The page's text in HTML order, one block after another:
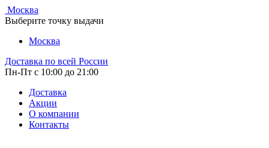
Москва
Выберите точку выдачи
Москва
Доставка по всей России
Пн-Пт с 10:00 до 21:00
Доставка
Акции
О компании
Контакты